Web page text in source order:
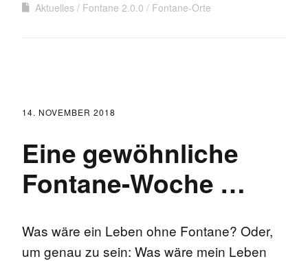
Aktuelles Fontane 2.0.0 Fontane-Orte
14. NOVEMBER 2018
Eine gewöhnliche
Fontane-Woche …
Was wäre ein Leben ohne Fontane? Oder,
um genau zu sein: Was wäre mein Leben